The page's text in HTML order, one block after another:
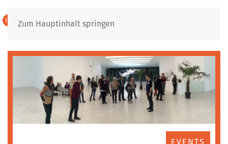
Zum Hauptinhalt springen
IT DE
EVENTS